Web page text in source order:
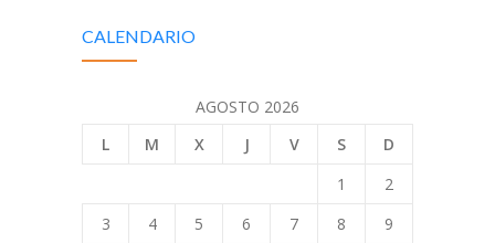
CALENDARIO
AGOSTO 2026
L
M X J V S
D
1
2
3
4 5 6 7 8
9